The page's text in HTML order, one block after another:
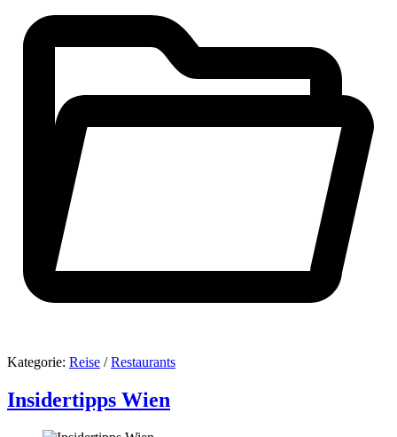
Kategorie: Reise /Restaurants
Insidertipps Wien